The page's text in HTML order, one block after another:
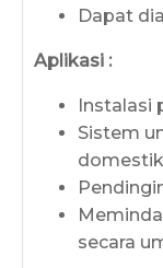
Dapat
Aplikasi :
Instalasi
Sistem
domestik
secara